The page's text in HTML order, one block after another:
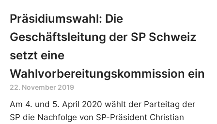
Präsidiumswahl: Die
Geschäftsleitung der SP Schweiz
setzt eine
Wahlvorbereitungskommission ein
22. November 2019
Am 4. und 5. April 2020 wählt der Parteitag der
SP die Nachfolge von SP-Präsident Christian